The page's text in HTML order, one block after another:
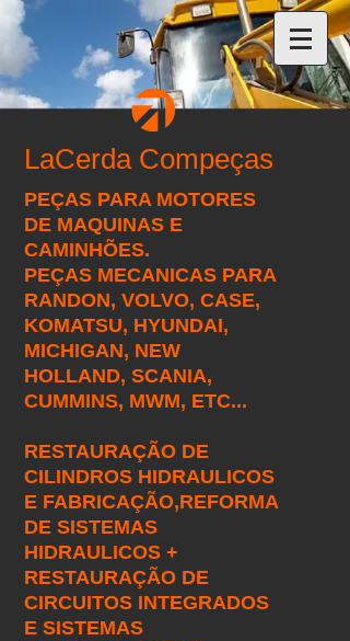
LaCerda Compeças
PEÇAS PARA MOTORES
DE MAQUINAS E
CAMINHÕES.
PEÇAS MECANICAS PARA
RANDON, VOLVO, CASE,
KOMATSU, HYUNDAI,
MICHIGAN, NEW
HOLLAND, SCANIA,
CUMMINS, MWM, ETC...
RESTAURAÇÃO DE
CILINDROS HIDRAULICOS
E FABRICAÇÃO,REFORMA
DE SISTEMAS
HIDRAULICOS +
RESTAURAÇÃO DE
CIRCUITOS INTEGRADOS
E SISTEMAS